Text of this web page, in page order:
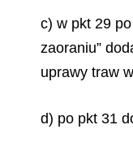
c) w pkt 29
zaoraniu”
uprawy traw
d) po pkt 31